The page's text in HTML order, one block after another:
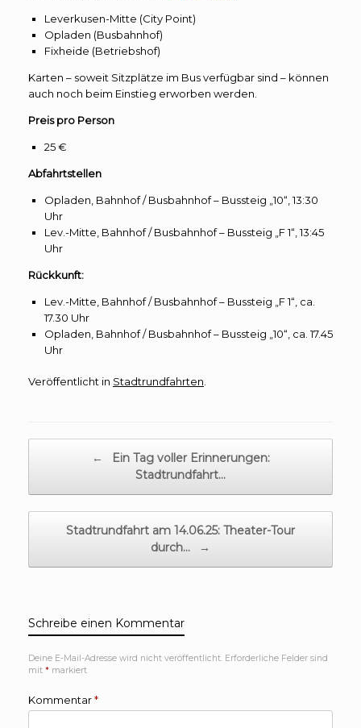
Leverkusen-Mitte (City Point)
Opladen (Busbahnhof)
Fixheide (Betriebshof)
Karten – soweit Sitzplätze im Bus verfügbar sind – können
auch noch beim Einstieg erworben werden.
Preis pro Person
25 €
Abfahrtstellen
Opladen, Bahnhof / Busbahnhof – Bussteig „10“, 13:30
Uhr
Lev.-Mitte, Bahnhof / Busbahnhof – Bussteig „F 1“, 13:45
Uhr
Rückkunft:
Lev.-Mitte, Bahnhof / Busbahnhof – Bussteig „F 1“, ca.
17.30 Uhr
Opladen, Bahnhof / Busbahnhof – Bussteig „10“, ca. 17.45
Uhr
Veröffentlicht in Stadtrundfahrten
←
Ein Tag voller Erinnerungen:
Stadtrundfahrt…
Stadtrundfahrt am 14.06.25: Theater-Tour
durch…
→
Schreibe einen Kommentar
Deine E-Mail-Adresse wird nicht veröffentlicht. Erforderliche Felder sind
mit * markiert
Kommentar*